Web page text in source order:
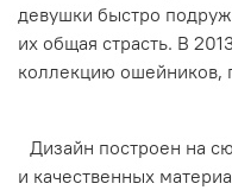
девушки быстро
их общая страсть. В
коллекцию ошейников,
Дизайн построен на
и качественных